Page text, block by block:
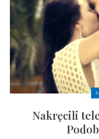
Nakręcili